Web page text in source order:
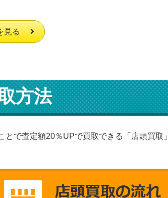
見る
方法
で査定額20％UPで買取できる「店頭買取」